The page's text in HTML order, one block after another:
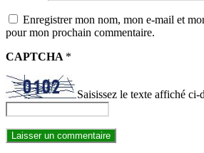
Enregistrer mon nom, mon e-mail et
pour mon prochain commentaire.
CAPTCHA *
Saisissez le texte affiché ci-